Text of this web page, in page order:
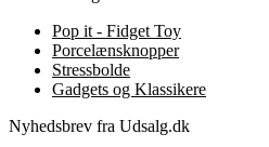
Pop it - Fidget Toy
Porcelænsknopper
Stressbolde
Gadgets og Klassikere
Nyhedsbrev fra Udsalg.dk